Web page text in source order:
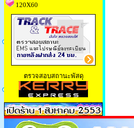
120X60
ตรวจสอบสถานะพัสดุ